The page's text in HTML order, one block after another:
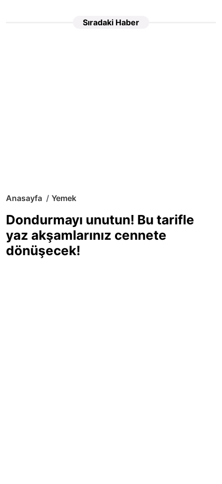
Sıradaki Haber
Anasayfa Yemek
Dondurmayı unutun! Bu tarifle
yaz akşamlarınız cennete
dönüşecek!